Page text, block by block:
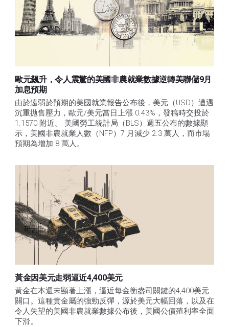
歐元飆升，令人震驚的美國非農就業數據逆轉美聯儲9月
加息預期
由於遠弱於預期的美國就業報告公布後，美元（USD）遭遇
沉重拋售壓力，歐元/美元當日上漲 0.43%，發稿時交投於
1.1570 附近。 美國勞工統計局（BLS）週五公布的數據顯
示，美國非農就業人數（NFP）7 月減少 2.3 萬人，而市場
預期為增加 8 萬人。
黃金因美元走弱逼近4,400美元
黃金在本週末顯著上漲，逼近每金衡盎司關鍵的4,400美元
關口。這種貴金屬的強勁反彈，源於美元大幅回落，以及在
令人失望的美國非農就業數據公布後，美國公債殖利率全面
下滑。